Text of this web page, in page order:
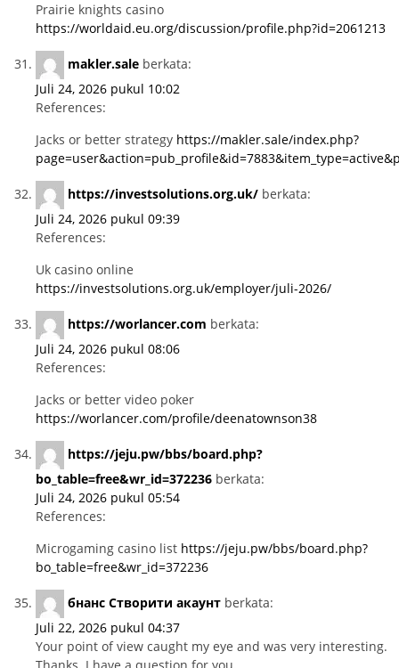
Prairie knights casino
https://worldaid.eu.org/discussion/profile.php?id=2061213
makler.sale berkata:
Juli 24, 2026 pukul 10:02
References:
Jacks or better strategy https://makler.sale/index.php?
https://investsolutions.org.uk/ berkata:
Juli 24, 2026 pukul 09:39
References:
Uk casino online
https://investsolutions.org.uk/employer/juli-2026/
https://worlancer.com berkata:
Juli 24, 2026 pukul 08:06
References:
Jacks or better video poker
https://worlancer.com/profile/deenatownson38
https://jeju.pw/bbs/board.php?
bo_table=free&wr_id=372236 berkata:
Juli 24, 2026 pukul 05:54
References:
Microgaming casino list https://jeju.pw/bbs/board.php?
bo_table=free&wr_id=372236
бнанс Створити акаунт berkata:
Juli 22, 2026 pukul 04:37
Your point of view caught my eye and was very interesting.